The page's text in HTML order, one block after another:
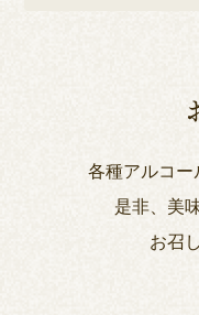
各種アルコー
是非、美
お召